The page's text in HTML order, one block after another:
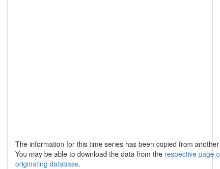
The information for this time series has been copied from
You may be able to download the data from the respective page
originating database.